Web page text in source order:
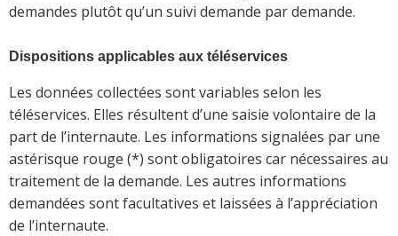
demandes plutôt qu’un suivi demande par demande.
Dispositions applicables aux téléservices
Les données collectées sont variables selon les
téléservices. Elles résultent d’une saisie volontaire de la
part de l’internaute. Les informations signalées par une
astérisque rouge (*) sont obligatoires car nécessaires au
traitement de la demande. Les autres informations
demandées sont facultatives et laissées à l’appréciation
de l’internaute.